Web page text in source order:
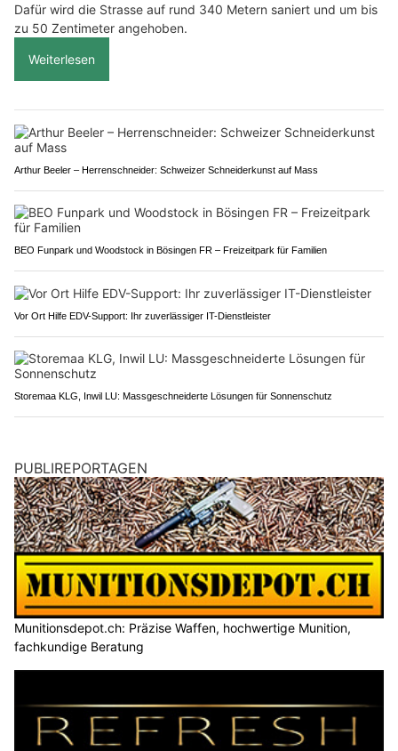
Dafür wird die Strasse auf rund 340 Metern saniert und um bis
zu 50 Zentimeter angehoben.
Weiterlesen
Arthur Beeler – Herrenschneider: Schweizer Schneiderkunst auf Mass
BEO Funpark und Woodstock in Bösingen FR – Freizeitpark für Familien
Vor Ort Hilfe EDV-Support: Ihr zuverlässiger IT-Dienstleister
Storemaa KLG, Inwil LU: Massgeschneiderte Lösungen für Sonnenschutz
PUBLIREPORTAGEN
Munitionsdepot.ch: Präzise Waffen, hochwertige Munition,
fachkundige Beratung